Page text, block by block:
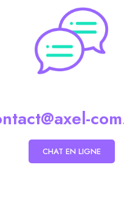
CHAT EN LIGNE